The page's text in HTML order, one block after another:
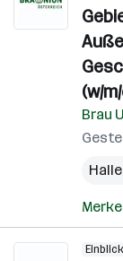
(w/
Brau